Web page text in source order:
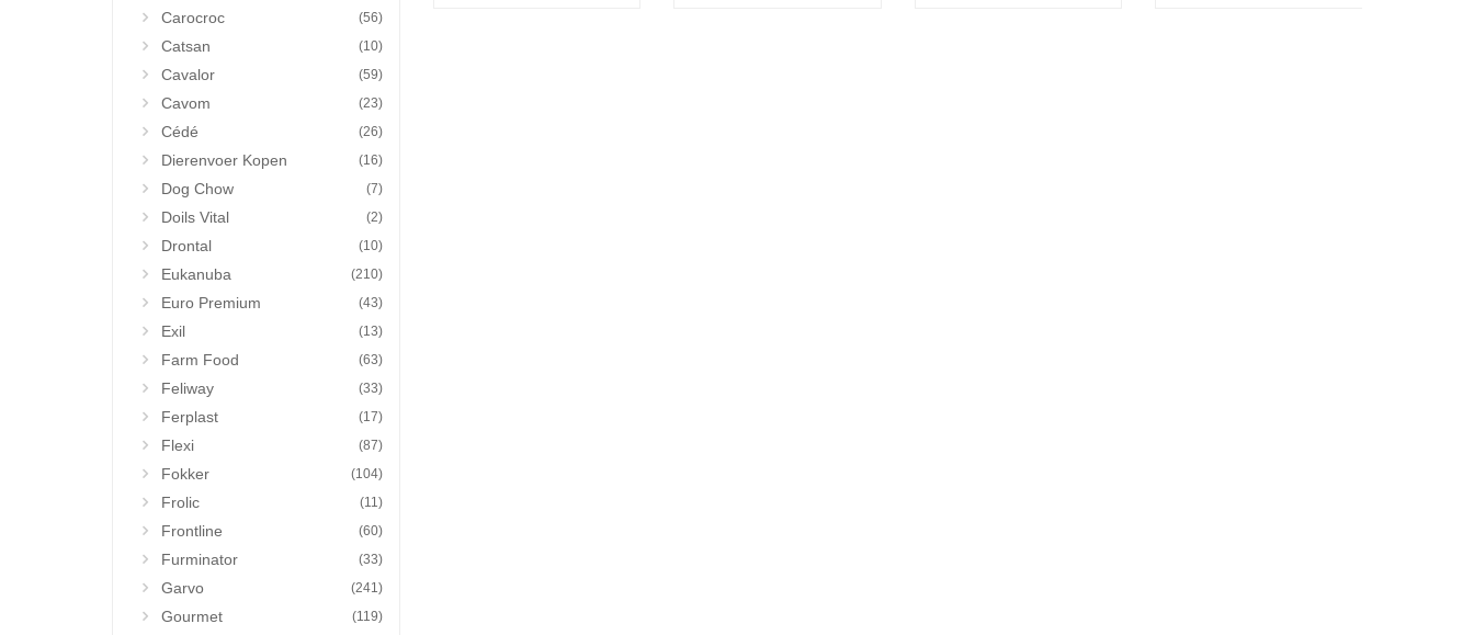
Carocroc (56)
Catsan (10)
Cavalor (59)
Cavom (23)
Cédé (26)
Dierenvoer Kopen (16)
Dog Chow (7)
Doils Vital (2)
Drontal (10)
Eukanuba (210)
Euro Premium (43)
Exil (13)
Farm Food (63)
Feliway (33)
Ferplast (17)
Flexi (87)
Fokker (104)
Frolic (11)
Frontline (60)
Furminator (33)
Garvo (241)
Gourmet (119)